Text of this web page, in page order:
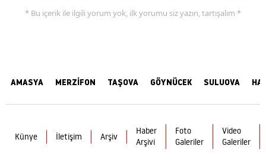
* Bu içerik ile ilgili yorum yok, ilk yorumu siz yazın, tartışalım *
AMASYA MERZİFON TAŞOVA GÖYNÜCEK SULUOVA
Künye İletişim Arşiv
Haber
Arşivi
Foto
Galeriler
Video
Galeriler